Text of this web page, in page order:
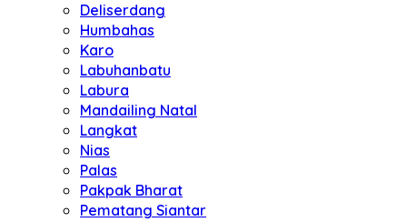
Deliserdang
Humbahas
Karo
Labuhanbatu
Labura
Mandailing Natal
Langkat
Nias
Palas
Pakpak Bharat
Pematang Siantar